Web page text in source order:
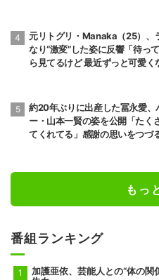
元リトグリ・Manaka（25）、
なり“激変”した姿に反響「待っ
ら見てるけど 最近ずっと可愛く
約20年ぶりに出産した冨永愛、
ー・山本一賢の姿を公開「たく
てくれてる」感謝の思いをつづ
もっ
番組ランキング
加護亜依、芸能人との“体の関